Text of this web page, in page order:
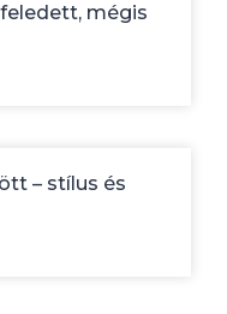
mégis
– stílus és